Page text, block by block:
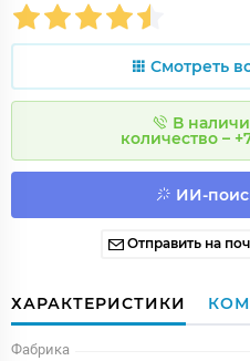
Смотреть
В
количество –
ИИ-
Отправить на
ХАРАКТЕРИСТИКИ
Фабрика